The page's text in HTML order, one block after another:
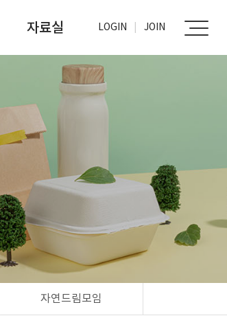
LOGIN JOIN
자료실
자연드림모임